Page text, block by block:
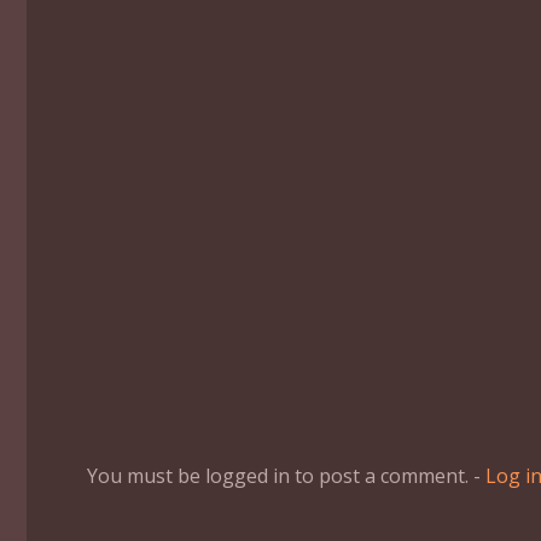
You must be logged in to post a comment. - Log in